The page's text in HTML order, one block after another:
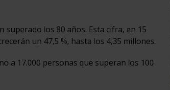
superado los 80 años. Esta cifra, en 15
un 47,5 %, hasta los 4,35 millones.
a 17.000 personas que superan los 100